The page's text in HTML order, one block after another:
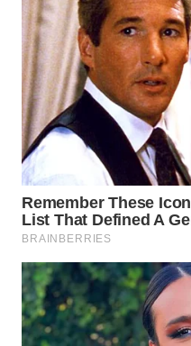
WN
BOGOR
WN
DEPOK
TAPANULI
UTARA
SAMOSIR
WN
PADANG